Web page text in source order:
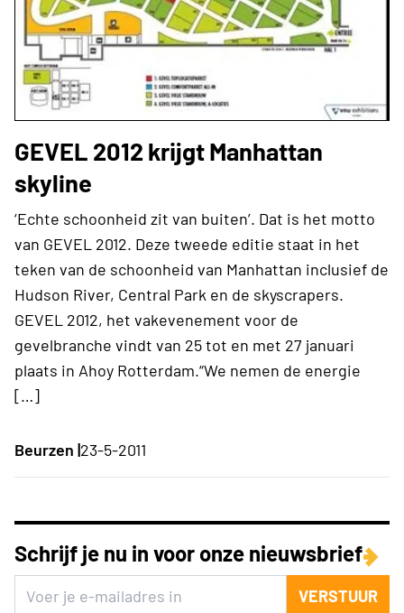
GEVEL 2012 krijgt Manhattan
skyline
‘Echte schoonheid zit van buiten’. Dat is het motto
van GEVEL 2012. Deze tweede editie staat in het
teken van de schoonheid van Manhattan inclusief de
Hudson River, Central Park en de skyscrapers.
GEVEL 2012, het vakevenement voor de
gevelbranche vindt van 25 tot en met 27 januari
plaats in Ahoy Rotterdam.“We nemen de energie
[…]
Beurzen |23-5-2011
Schrijf je nu in voor onze nieuwsbrief
VERSTUUR